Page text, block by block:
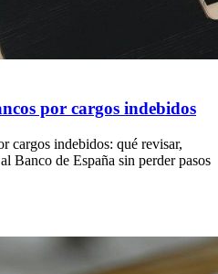
por cargos indebidos
cargos indebidos: qué revisar,
Banco de España sin perder pasos